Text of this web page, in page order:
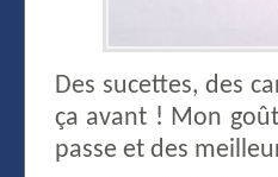
Des sucettes, des
ça avant ! Mon
passe et des